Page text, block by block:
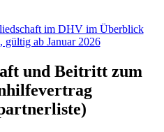
im DHV im Überblick
gültig ab Januar 2026
und Beitritt zum